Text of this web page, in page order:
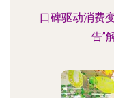
口碑驱动消费
告”